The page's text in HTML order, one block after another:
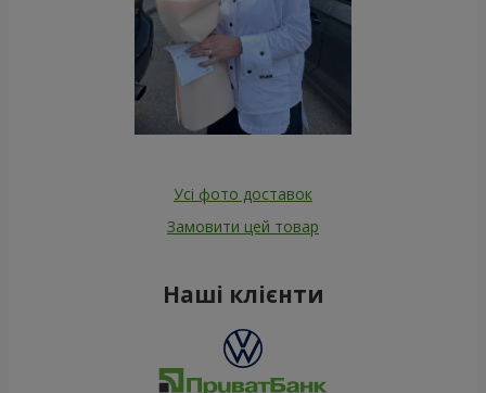
Усі фото доставок
Замовити цей товар
Наші клієнти